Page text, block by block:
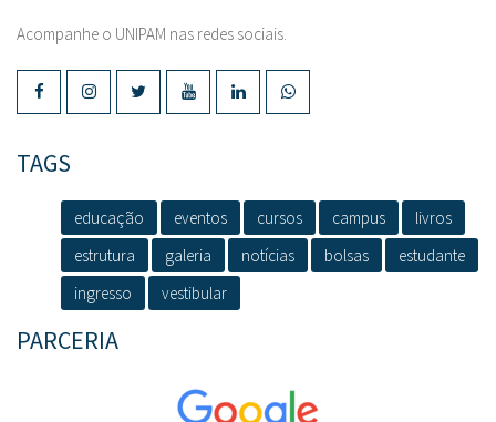
Acompanhe o UNIPAM nas redes sociais.
TAGS
educação eventos cursos campus
livros
estrutura
galeria notícias bolsas
estudante
ingresso
vestibular
PARCERIA